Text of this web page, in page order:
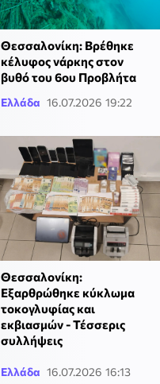
Θεσσαλονίκη: Βρέθηκε
κέλυφος νάρκης στον
βυθό του 6ου Προβλήτα
Ελλάδα 16.07.2026 19:22
Θεσσαλονίκη:
Εξαρθρώθηκε κύκλωμα
τοκογλυφίας και
εκβιασμών - Τέσσερις
συλλήψεις
Ελλάδα 16.07.2026 16:13